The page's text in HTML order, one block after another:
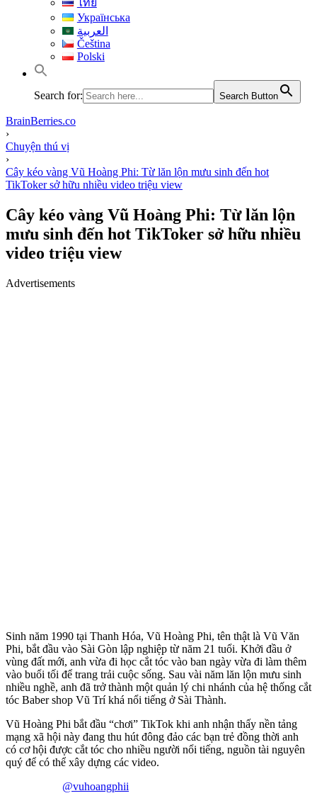
ไทย
Українська
العربية
Čeština
Polski
Search for: Search Button
BrainBerries.co
›
Chuyện thú vị
›
Cây kéo vàng Vũ Hoàng Phi: Từ lăn lộn mưu sinh đến hot
TikToker sở hữu nhiều video triệu view
Cây kéo vàng Vũ Hoàng Phi: Từ lăn lộn
mưu sinh đến hot TikToker sở hữu nhiều
video triệu view
Advertisements
Sinh năm 1990 tại Thanh Hóa, Vũ Hoàng Phi, tên thật là Vũ Văn
Phi, bắt đầu vào Sài Gòn lập nghiệp từ năm 21 tuổi. Khởi đầu ở
vùng đất mới, anh vừa đi học cắt tóc vào ban ngày vừa đi làm thêm
vào buổi tối để trang trải cuộc sống. Sau vài năm lăn lộn mưu sinh
nhiều nghề, anh đã trở thành một quản lý chi nhánh của hệ thống cắt
tóc Baber shop Vũ Trí khá nổi tiếng ở Sài Thành.
Vũ Hoàng Phi bắt đầu “chơi” TikTok khi anh nhận thấy nền tảng
mạng xã hội này đang thu hút đông đảo các bạn trẻ đồng thời anh
có cơ hội được cắt tóc cho nhiều người nổi tiếng, nguồn tài nguyên
quý để có thể xây dựng các video.
@vuhoangphii